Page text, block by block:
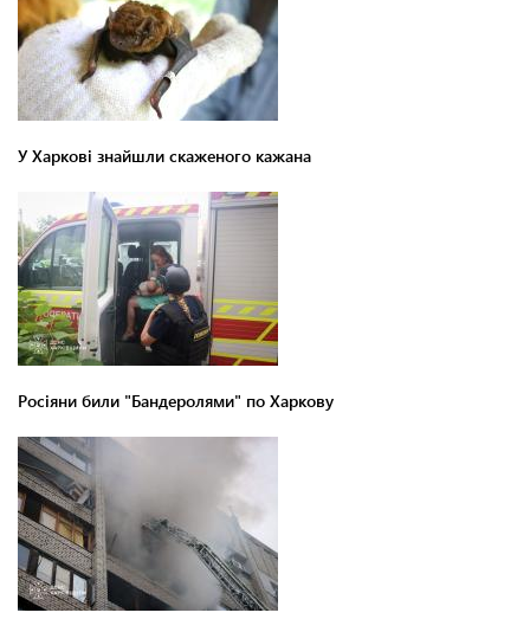
У Харкові знайшли скаженого кажана
Росіяни били "Бандеролями" по Харкову